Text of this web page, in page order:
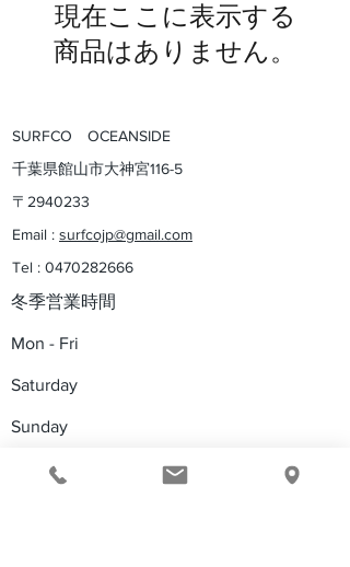
現在ここに表示する
商品はありません。
SURFCO OCEANSIDE
​千葉県館山市大神宮116-5
​〒2940233​
Email : surfcojp@gmail.com
Tel : 0470282666
​冬季営業時間
Mon - Fri
Saturday
​Sunday
10：00pm – 18:00 pm